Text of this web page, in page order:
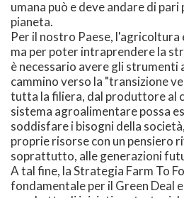
umana può e deve andare di pari
pianeta.
Per il nostro Paese, l'agricoltura
ma per poter intraprendere la
è necessario avere gli strumenti
cammino verso la "transizione
tutta la filiera, dal produttore al
sistema agroalimentare possa
soddisfare i bisogni della
proprie risorse con un pensiero
soprattutto, alle generazioni
A tal fine, la Strategia Farm To
fondamentale per il Green Deal